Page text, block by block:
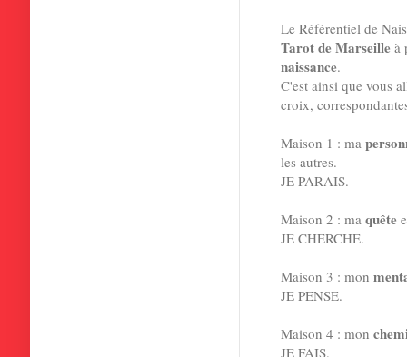
Le Référentiel de
Tarot de Marseille à
naissance.
C'est ainsi que vous
croix,
Maison 1 : ma
les autres.
JE PARAIS.
Maison 2 : ma quête
JE CHERCHE.
Maison 3 : mon
JE PENSE.
Maison 4 : mon
JE FAIS.